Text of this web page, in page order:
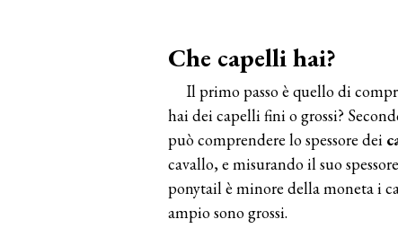
Che capelli hai?
Il primo passo è quello di
hai dei capelli fini o grossi?
può comprendere lo spessore dei
cavallo, e misurando il suo
ponytail è minore della moneta i
ampio sono grossi.